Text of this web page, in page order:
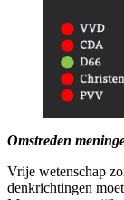
Omstreden
Vrije wetenschap
denkrichtingen